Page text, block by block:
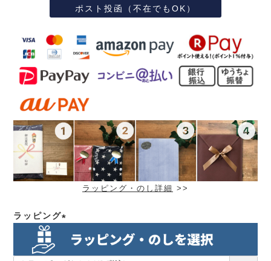
ポスト投函（不在でもOK）
ラッピング・のし詳細 >>
ラッピング
(必
須)